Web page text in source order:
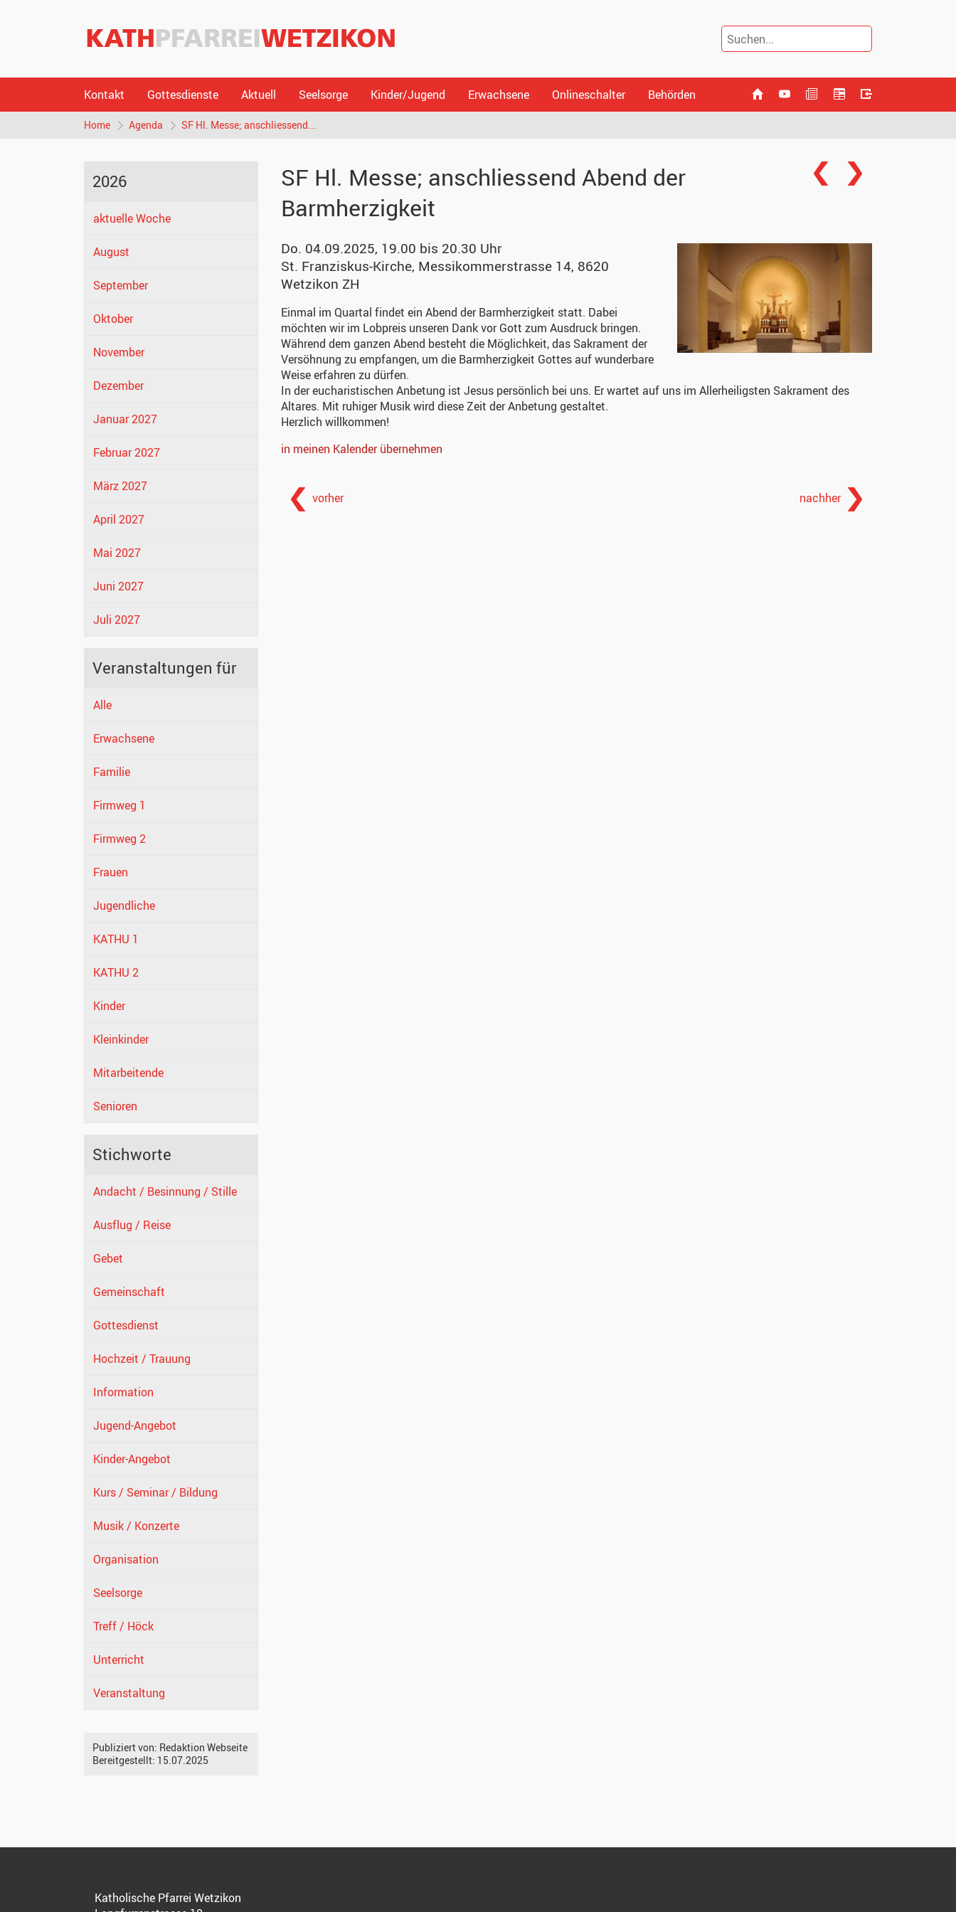
Kontakt Gottesdienste Aktuell Seelsorge Kinder/Jugend Erwachsene Onlineschalter Behörden
Home Agenda SF Hl. Messe; anschliessend...
2026
aktuelle Woche
August
September
Oktober
November
Dezember
Januar 2027
Februar 2027
März 2027
April 2027
Mai 2027
Juni 2027
Juli 2027
Veranstaltungen für
Alle
Erwachsene
Familie
Firmweg 1
Firmweg 2
Frauen
Jugendliche
KATHU 1
KATHU 2
Kinder
Kleinkinder
Mitarbeitende
Senioren
Stichworte
Andacht / Besinnung / Stille
Ausflug / Reise
Gebet
Gemeinschaft
Gottesdienst
Hochzeit / Trauung
Information
Jugend-Angebot
Kinder-Angebot
Kurs / Seminar / Bildung
Musik / Konzerte
Organisation
Seelsorge
Treff / Höck
Unterricht
Veranstaltung
Publiziert von: Redaktion Webseite
Bereitgestellt: 15.07.2025
SF Hl. Messe; anschliessend Abend der
Barmherzigkeit
Do. 04.09.2025, 19.00 bis 20.30 Uhr
St. Franziskus-Kirche, Messikommerstrasse 14, 8620
Wetzikon ZH
Einmal im Quartal findet ein Abend der Barmherzigkeit statt. Dabei
möchten wir im Lobpreis unseren Dank vor Gott zum Ausdruck bringen.
Während dem ganzen Abend besteht die Möglichkeit, das Sakrament der
Versöhnung zu empfangen, um die Barmherzigkeit Gottes auf wunderbare
Weise erfahren zu dürfen.
In der eucharistischen Anbetung ist Jesus persönlich bei uns. Er wartet auf uns im Allerheiligsten Sakrament des
Altares. Mit ruhiger Musik wird diese Zeit der Anbetung gestaltet.
Herzlich willkommen!
in meinen Kalender übernehmen
vorher nachher
Katholische Pfarrei Wetzikon